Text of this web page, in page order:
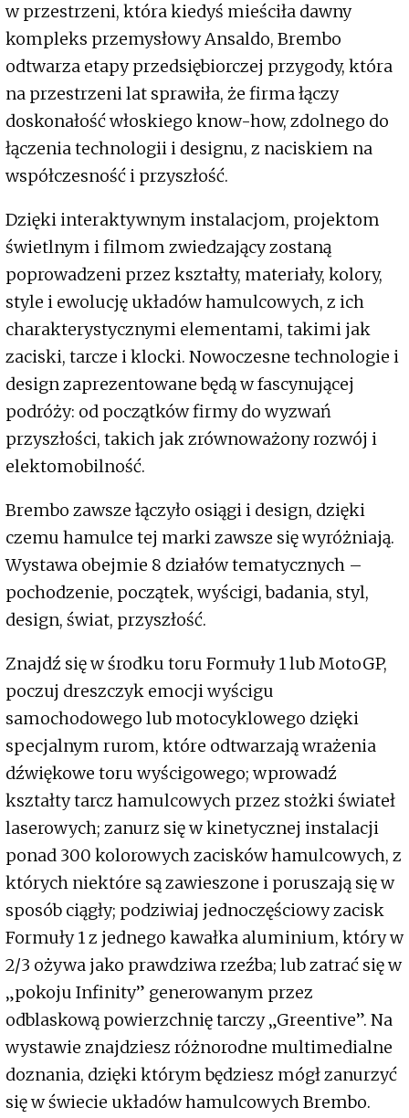
w przestrzeni, która kiedyś mieściła dawny
kompleks przemysłowy Ansaldo, Brembo
odtwarza etapy przedsiębiorczej przygody, która
na przestrzeni lat sprawiła, że firma łączy
doskonałość włoskiego know-how, zdolnego do
łączenia technologii i designu, z naciskiem na
współczesność i przyszłość.
Dzięki interaktywnym instalacjom, projektom
świetlnym i filmom zwiedzający zostaną
poprowadzeni przez kształty, materiały, kolory,
style i ewolucję układów hamulcowych, z ich
charakterystycznymi elementami, takimi jak
zaciski, tarcze i klocki. Nowoczesne technologie i
design zaprezentowane będą w fascynującej
podróży: od początków firmy do wyzwań
przyszłości, takich jak zrównoważony rozwój i
elektomobilność.
Brembo zawsze łączyło osiągi i design, dzięki
czemu hamulce tej marki zawsze się wyróżniają.
Wystawa obejmie 8 działów tematycznych –
pochodzenie, początek, wyścigi, badania, styl,
design, świat, przyszłość.
Znajdź się w środku toru Formuły 1 lub MotoGP,
poczuj dreszczyk emocji wyścigu
samochodowego lub motocyklowego dzięki
specjalnym rurom, które odtwarzają wrażenia
dźwiękowe toru wyścigowego; wprowadź
kształty tarcz hamulcowych przez stożki świateł
laserowych; zanurz się w kinetycznej instalacji
ponad 300 kolorowych zacisków hamulcowych, z
których niektóre są zawieszone i poruszają się w
sposób ciągły; podziwiaj jednoczęściowy zacisk
Formuły 1 z jednego kawałka aluminium, który w
2/3 ożywa jako prawdziwa rzeźba; lub zatrać się w
„pokoju Infinity” generowanym przez
odblaskową powierzchnię tarczy „Greentive”. Na
wystawie znajdziesz różnorodne multimedialne
doznania, dzięki którym będziesz mógł zanurzyć
się w świecie układów hamulcowych Brembo.